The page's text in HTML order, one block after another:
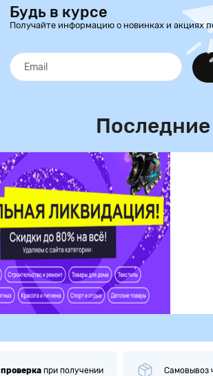
Будь в курсе
Получайте информацию о новинках и акциях
проверка при получении Самовывоз